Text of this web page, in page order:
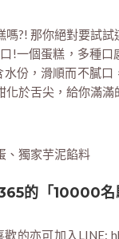
嗎?! 那你絕對要試試
!一個蛋糕，多種口
份，滑順而不膩口
於舌尖，給你滿滿
、獨家芋泥餡料
的「10000名
歡的亦可加入LINE: